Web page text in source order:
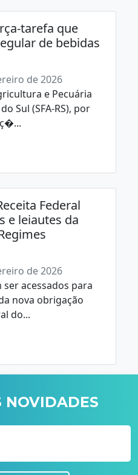
tarefa que
de bebidas
de 2026
e Pecuária
Sul (SFA-RS), por
Federal
e leiautes da
de 2026
acessados para
nova obrigação
do...
NOVIDADES